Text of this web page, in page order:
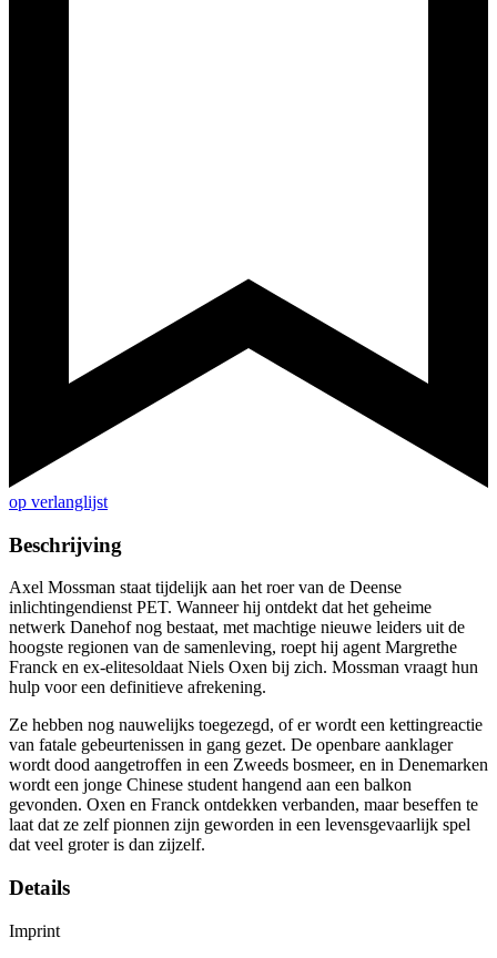
op verlanglijst
Beschrijving
Axel Mossman staat tijdelijk aan het roer van de Deense
inlichtingendienst PET. Wanneer hij ontdekt dat het geheime
netwerk Danehof nog bestaat, met machtige nieuwe leiders uit de
hoogste regionen van de samenleving, roept hij agent Margrethe
Franck en ex-elitesoldaat Niels Oxen bij zich. Mossman vraagt hun
hulp voor een definitieve afrekening.
Ze hebben nog nauwelijks toegezegd, of er wordt een kettingreactie
van fatale gebeurtenissen in gang gezet. De openbare aanklager
wordt dood aangetroffen in een Zweeds bosmeer, en in Denemarken
wordt een jonge Chinese student hangend aan een balkon
gevonden. Oxen en Franck ontdekken verbanden, maar beseffen te
laat dat ze zelf pionnen zijn geworden in een levensgevaarlijk spel
dat veel groter is dan zijzelf.
Details
Imprint